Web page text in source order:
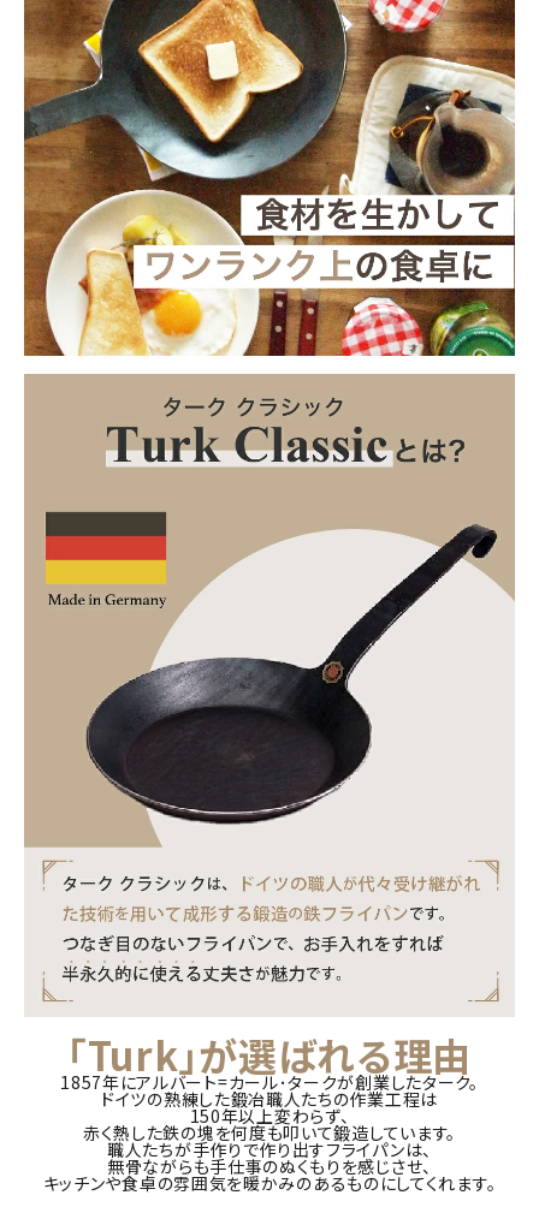
「Turk」が選ばれる理由
1857年にアルバート=カール･タークが創業したターク。
ドイツの熟練した鍛冶職人たちの作業工程は
150年以上変わらず、
赤く熱した鉄の塊を何度も叩いて鍛造しています。
職人たちが手作りで作り出すフライパンは、
無骨ながらも手仕事のぬくもりを感じさせ、
キッチンや食卓の雰囲気を暖かみのあるものにしてくれます。